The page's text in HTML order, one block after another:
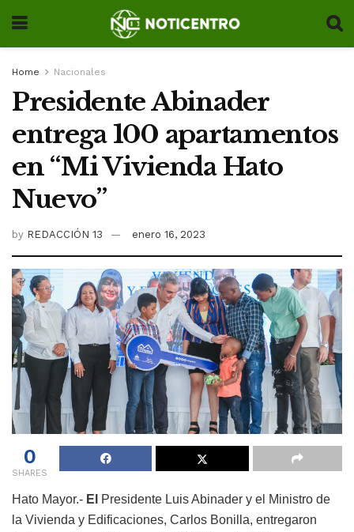
Home Nacionales
Presidente Abinader
entrega 100 apartamentos
en “Mi Vivienda Hato
Nuevo”
by REDACCIÓN 13 enero 16, 2023
0
SHARES
Hato Mayor.- El
Presidente Luis Abinader y el Ministro de
la Vivienda y Edificaciones, Carlos Bonilla, entregaron